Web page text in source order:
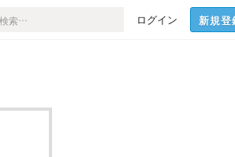
ログイン 新規登